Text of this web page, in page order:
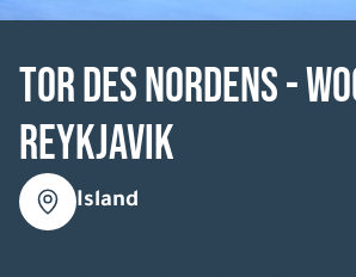
Tor des Nordens -
Reykjavik
Island